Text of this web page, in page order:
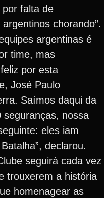
falta de
chorando”.
argentinas é
time, mas
por esta
José Paulo
Saímos daqui da
nossa
eles iam
declarou.
seguirá cada vez
trouxerem a história
homenagear as